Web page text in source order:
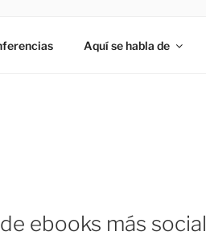
Aquí se habla de
ebooks más social